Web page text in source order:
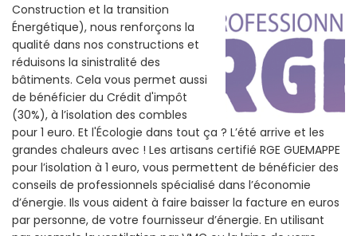
Construction et la transition
Énergétique), nous renforçons la
qualité dans nos constructions et
réduisons la sinistralité des
bâtiments. Cela vous permet aussi
de bénéficier du Crédit d'impôt
(30%), à l’isolation des combles
pour 1 euro. Et l'Écologie dans tout ça ? L’été arrive et les
grandes chaleurs avec ! Les artisans certifié RGE GUEMAPPE
pour l’isolation à 1 euro, vous permettent de bénéficier des
conseils de professionnels spécialisé dans l’économie
d’énergie. Ils vous aident à faire baisser la facture en euros
par personne, de votre fournisseur d’énergie. En utilisant